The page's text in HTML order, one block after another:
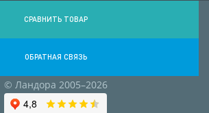
© Ландора 2005–2026
СРАВНИТЬ ТОВАР
ОБРАТНАЯ СВЯЗЬ